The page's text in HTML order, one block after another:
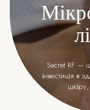
Secret RF —
інвестиція в
шкіру,